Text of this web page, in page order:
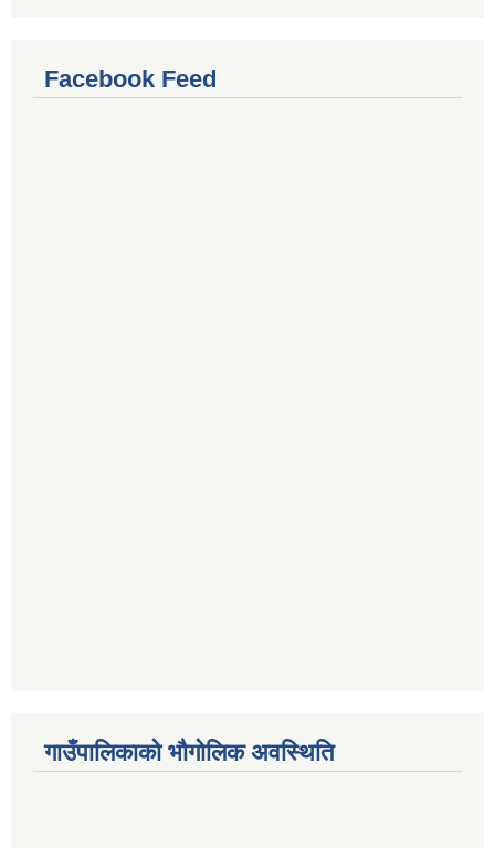
Facebook Feed
गाउँपालिकाको भौगोलिक अवस्थिति